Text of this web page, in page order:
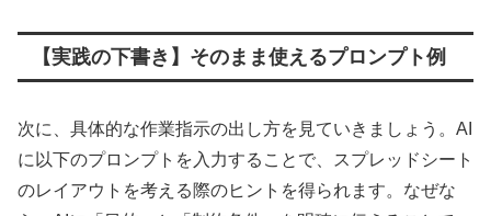
【実践の下書き】そのまま使えるプロンプト例
次に、具体的な作業指示の出し方を見ていきましょう。AI
に以下のプロンプトを入力することで、スプレッドシート
のレイアウトを考える際のヒントを得られます。なぜな